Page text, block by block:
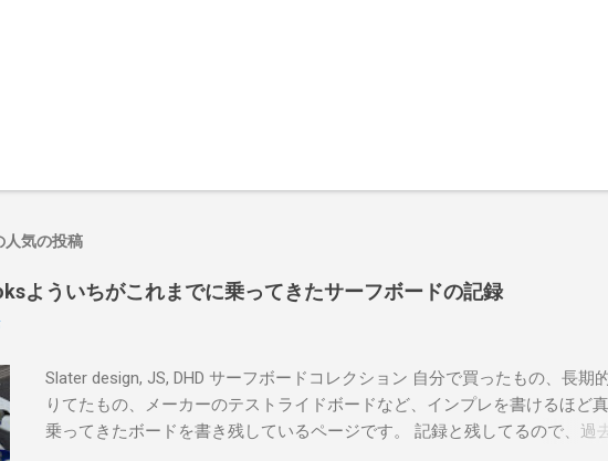
人気の投稿
よういちがこれまでに乗ってきたサーフボードの記録
Slater design, JS, DHD サーフボードコレクション 自分で買ったもの、長期
りてたもの、メーカーのテストライドボードなど、インプレを書けるほど
乗ってきたボードを書き残しているページです。 記録と残してるので、過